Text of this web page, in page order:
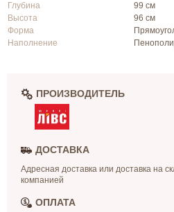
Глубина
99 см
Высота
96 см
Форма
Наполнение
ПРОИЗВОДИТЕЛЬ
ДОСТАВКА
Адресная доставка или доставка на
компанией
ОПЛАТА